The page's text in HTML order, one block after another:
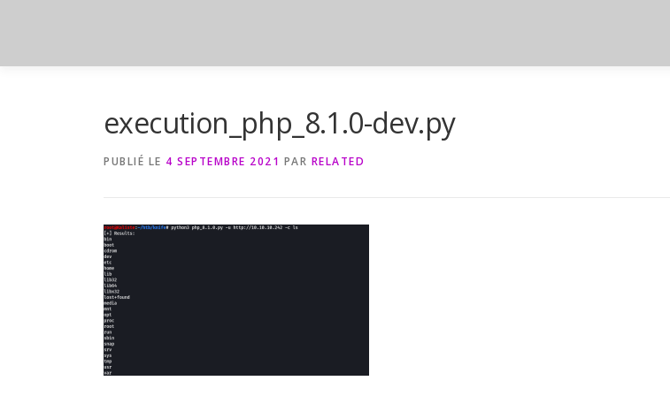
execution_php_8.1.0-dev.py
PUBLIÉ LE 4 SEPTEMBRE 2021 PAR RELATED